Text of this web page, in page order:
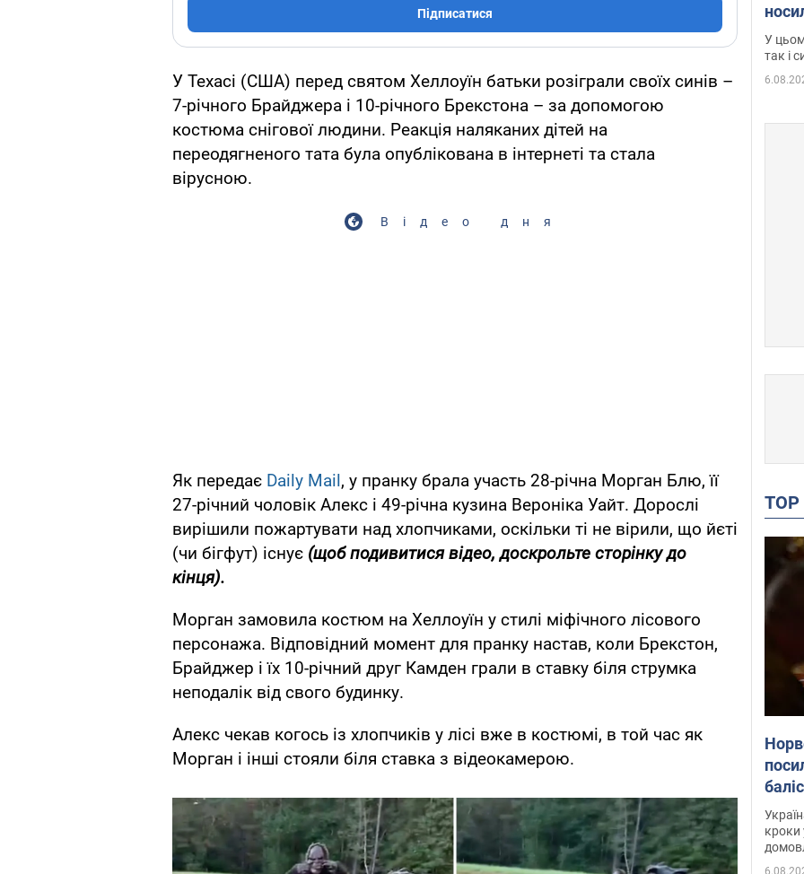
Підписатися
У Техасі (США) перед святом Хеллоуїн батьки розіграли своїх синів –
7-річного Брайджера і 10-річного Брекстона – за допомогою
костюма снігової людини. Реакція наляканих дітей на
переодягненого тата була опублікована в інтернеті та стала
вірусною.
Відео дня
Як передає Daily Mail, у пранку брала участь 28-річна Морган Блю, її
27-річний чоловік Алекс і 49-річна кузина Вероніка Уайт. Дорослі
вирішили пожартувати над хлопчиками, оскільки ті не вірили, що йєті
(чи бігфут) існує (щоб подивитися відео, доскрольте сторінку до
кінця).
Морган замовила костюм на Хеллоуїн у стилі міфічного лісового
персонажа. Відповідний момент для пранку настав, коли Брекстон,
Брайджер і їх 10-річний друг Камден грали в ставку біля струмка
неподалік від свого будинку.
Алекс чекав когось із хлопчиків у лісі вже в костюмі, в той час як
Морган і інші стояли біля ставка з відеокамерою.
У
так і
кроки